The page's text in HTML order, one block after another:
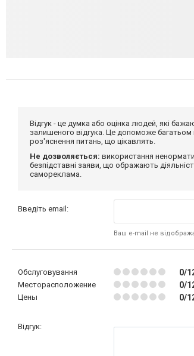
Відгук - це думка або оцінка людей, які
залишеного відгука. Це допоможе багатьом
роз'яснення питань, що цікавлять.
Не дозволяється: використання
безпідставні заяви, що ображають
самореклама.
Введіть email:
Ваш e-mail не
Обслуговування 0/
Месторасположение 0/
Цены 0/
Відгук: